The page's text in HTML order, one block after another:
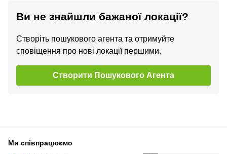
Ви не знайшли бажаної локації?
Створіть пошукового агента та отримуйте
сповіщення про нові локації першими.
Створити Пошукового Агента
Ми співпрацюємо